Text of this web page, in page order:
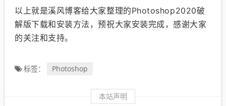
以上就是溪风博客给大家整理的Photoshop2020破
解版下载和安装方法，预祝大家安装完成，感谢大家
的关注和支持。
标签： Photoshop
本站声明